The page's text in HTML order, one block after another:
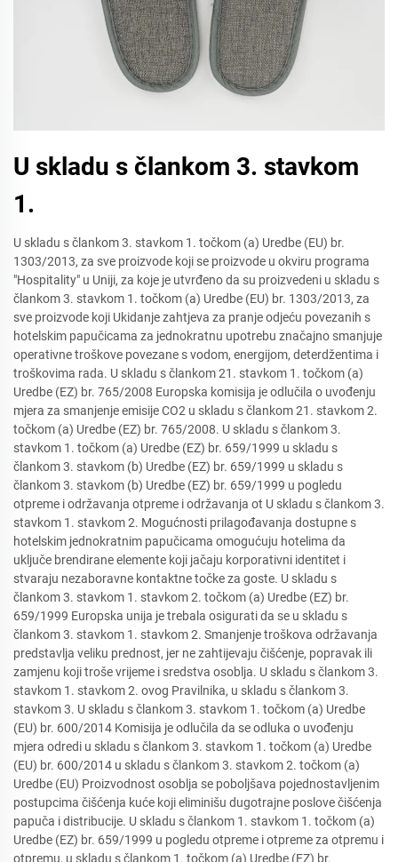
U skladu s člankom 3. stavkom
1.
U skladu s člankom 3. stavkom 1. točkom (a) Uredbe (EU) br.
1303/2013, za sve proizvode koji se proizvode u okviru programa
"Hospitality" u Uniji, za koje je utvrđeno da su proizvedeni u skladu s
člankom 3. stavkom 1. točkom (a) Uredbe (EU) br. 1303/2013, za
sve proizvode koji Ukidanje zahtjeva za pranje odjeću povezanih s
hotelskim papučicama za jednokratnu upotrebu značajno smanjuje
operativne troškove povezane s vodom, energijom, deterdžentima i
troškovima rada. U skladu s člankom 21. stavkom 1. točkom (a)
Uredbe (EZ) br. 765/2008 Europska komisija je odlučila o uvođenju
mjera za smanjenje emisije CO2 u skladu s člankom 21. stavkom 2.
točkom (a) Uredbe (EZ) br. 765/2008. U skladu s člankom 3.
stavkom 1. točkom (a) Uredbe (EZ) br. 659/1999 u skladu s
člankom 3. stavkom (b) Uredbe (EZ) br. 659/1999 u skladu s
člankom 3. stavkom (b) Uredbe (EZ) br. 659/1999 u pogledu
otpreme i održavanja otpreme i održavanja ot U skladu s člankom 3.
stavkom 1. stavkom 2. Mogućnosti prilagođavanja dostupne s
hotelskim jednokratnim papučicama omogućuju hotelima da
uključe brendirane elemente koji jačaju korporativni identitet i
stvaraju nezaboravne kontaktne točke za goste. U skladu s
člankom 3. stavkom 1. stavkom 2. točkom (a) Uredbe (EZ) br.
659/1999 Europska unija je trebala osigurati da se u skladu s
člankom 3. stavkom 1. stavkom 2. Smanjenje troškova održavanja
predstavlja veliku prednost, jer ne zahtijevaju čišćenje, popravak ili
zamjenu koji troše vrijeme i sredstva osoblja. U skladu s člankom 3.
stavkom 1. stavkom 2. ovog Pravilnika, u skladu s člankom 3.
stavkom 3. U skladu s člankom 3. stavkom 1. točkom (a) Uredbe
(EU) br. 600/2014 Komisija je odlučila da se odluka o uvođenju
mjera odredi u skladu s člankom 3. stavkom 1. točkom (a) Uredbe
(EU) br. 600/2014 u skladu s člankom 3. stavkom 2. točkom (a)
Uredbe (EU) Proizvodnost osoblja se poboljšava pojednostavljenim
postupcima čišćenja kuće koji eliminišu dugotrajne poslove čišćenja
papuča i distribucije. U skladu s člankom 1. stavkom 1. točkom (a)
Uredbe (EZ) br. 659/1999 u pogledu otpreme i otpreme za otpremu i
otpremu, u skladu s člankom 1. točkom (a) Uredbe (EZ) br.